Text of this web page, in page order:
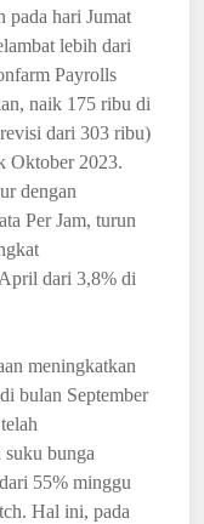
pada hari Jumat
lebih dari
Payrolls
naik 175 ribu di
dari 303 ribu)
Oktober 2023.
dengan
Per Jam, turun
dari 3,8% di
meningkatkan
bulan September
bunga
55% minggu
Hal ini, pada